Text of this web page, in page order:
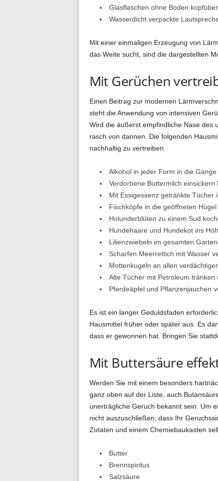
Glasflaschen ohne Boden
Wasserdicht verpackte
Mit einer einmaligen Erzeugung von
das Weite sucht, sind die dargestellten
Mit Gerüchen
Einen Beitrag zur modernen
steht die Anwendung von intensiven
Wird die äußerst empfindliche Nase des
rasch von dannen. Die folgenden
nachhaltig zu vertreiben.
Alkohol in jeder Form in die Gänge
Verdorbene Buttermilch einsickern
Mit Essigessenz getränkte Tücher
Fischköpfe in die geöffneten Hügel
Holunderblüten zu einem Sud
Hundehaare und Hundekot ins
Lilienzwiebeln im gesamten
Scharfen Meerrettich mit Wasser
Mottenkugeln an allen
Alte Tücher mit Petroleum
Pferdeäpfel und Pflanzenjauchen
Es ist ein langer Geduldsfaden
Hausmittel früher oder später aus. Es
dass er gewonnen hat. Bringen Sie
Mit Buttersäure
Werden Sie mit einem besonders
ganz oben auf der Liste, auch
unerträgliche Geruch bekannt sein. Um
nicht auszuschließen, dass Ihr
Zutaten und einem Chemiebaukasten
Butter
Brennspiritus
Salzsäure